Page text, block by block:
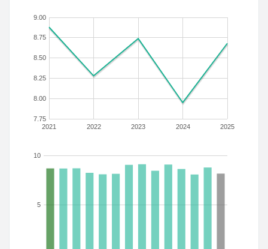
2021 2022 2023 2024 2025
7.75
8.00
8.25
8.50
8.75
9.00
5
10